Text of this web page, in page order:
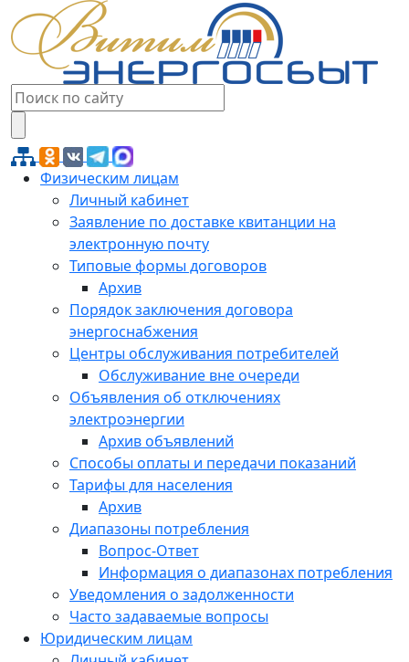
Физическим лицам
Личный кабинет
Заявление по доставке квитанции на
электронную почту
Типовые формы договоров
Архив
Порядок заключения договора
энергоснабжения
Центры обслуживания потребителей
Обслуживание вне очереди
Объявления об отключениях
электроэнергии
Архив объявлений
Способы оплаты и передачи показаний
Тарифы для населения
Архив
Диапазоны потребления
Вопрос-Ответ
Информация о диапазонах потребления
Уведомления о задолженности
Часто задаваемые вопросы
Юридическим лицам